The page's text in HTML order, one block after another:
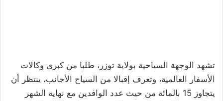
تشهد الوجهة السياحية بولاية توزر، طلبا من كبرى وكالات
الأسفار العالمية، وتعرف إقبالا من السياح الأجانب، ينتظر أن
يتجاوز 15 بالمائة من حيث عدد الوافدين مع نهاية الشهر